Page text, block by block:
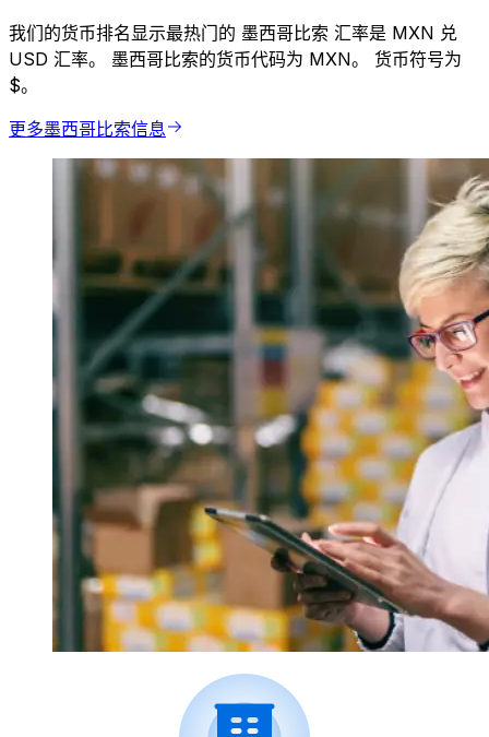
我们的货币排名显示最热门的 墨西哥比索 汇率是 MXN 兑
USD 汇率。 墨西哥比索的货币代码为 MXN。 货币符号为
$。
更多墨西哥比索信息